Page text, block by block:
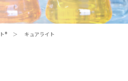
® キュアライト